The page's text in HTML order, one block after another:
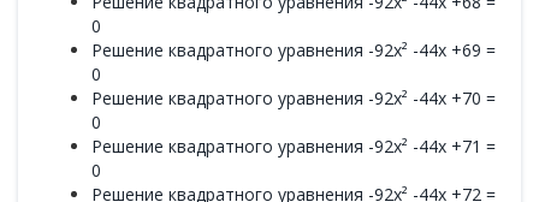
0
Решение квадратного уравнения -92x² -44x +69 =
0
Решение квадратного уравнения -92x² -44x +70 =
0
Решение квадратного уравнения -92x² -44x +71 =
0
Решение квадратного уравнения -92x² -44x +72 =